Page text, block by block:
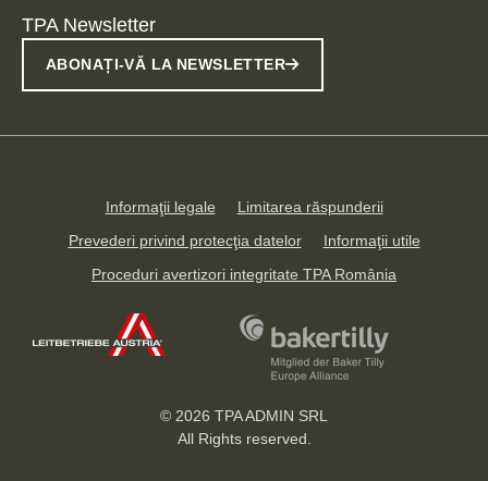
TPA Newsletter
ABONAȚI-VĂ LA NEWSLETTER
Informaţii legale
Limitarea răspunderii
Prevederi privind protecţia datelor
Informaţii utile
Proceduri avertizori integritate TPA România
© 2026 TPA ADMIN SRL
All Rights reserved.